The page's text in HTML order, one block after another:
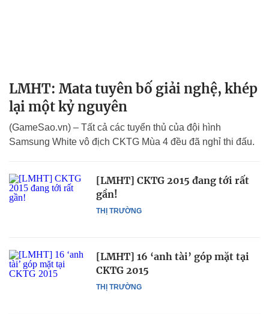
LMHT: Mata tuyên bố giải nghệ, khép
lại một kỷ nguyên
(GameSao.vn) – Tất cả các tuyển thủ của đội hình
Samsung White vô địch CKTG Mùa 4 đều đã nghỉ thi đấu.
THỊ TRƯỜNG
[LMHT] CKTG 2015 đang tới rất
gần!
THỊ TRƯỜNG
[LMHT] 16 ‘anh tài’ góp mặt tại
CKTG 2015